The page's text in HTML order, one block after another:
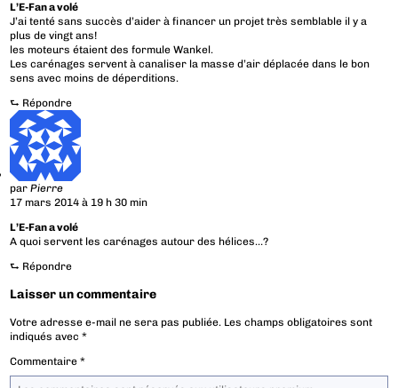
L’E-Fan a volé
J’ai tenté sans succès d’aider à financer un projet très semblable il y a
plus de vingt ans!
les moteurs étaient des formule Wankel.
Les carénages servent à canaliser la masse d’air déplacée dans le bon
sens avec moins de déperditions.
⮑ Répondre
parPierre
17 mars 2014 à 19 h 30 min
L’E-Fan a volé
A quoi servent les carénages autour des hélices…?
⮑ Répondre
Laisser un commentaire
Votre adresse e-mail ne sera pas publiée. Les champs obligatoires sont
indiqués avec*
Commentaire*